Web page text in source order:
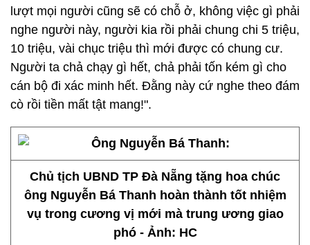
lượt mọi người cũng sẽ có chỗ ở, không việc gì phải
nghe người này, người kia rồi phải chung chi 5 triệu,
10 triệu, vài chục triệu thì mới được có chung cư.
Người ta chả chạy gì hết, chả phải tốn kém gì cho
cán bộ đi xác minh hết. Đằng này cứ nghe theo đám
cò rồi tiền mất tật mang!".
Chủ tịch UBND TP Đà Nẵng tặng hoa chúc
ông Nguyễn Bá Thanh hoàn thành tốt nhiệm
vụ trong cương vị mới mà trung ương giao
phó - Ảnh: HC